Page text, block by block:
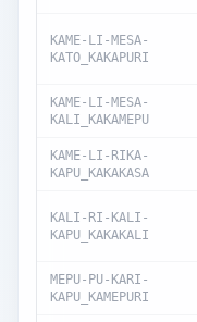
KAME-LI-MESA-
KATO_KAKAPURI
KAME-LI-MESA-
KALI_KAKAMEPU
KAME-LI-RIKA-
KAPU_KAKAKASA
KALI-RI-KALI-
KAPU_KAKAKALI
MEPU-PU-KARI-
KAPU_KAMEPURI